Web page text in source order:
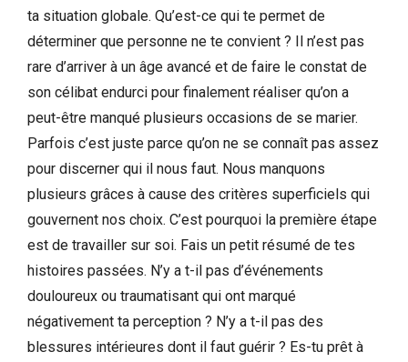
ta situation globale. Qu’est-ce qui te permet de
déterminer que personne ne te convient ? Il n’est pas
rare d’arriver à un âge avancé et de faire le constat de
son célibat endurci pour finalement réaliser qu’on a
peut-être manqué plusieurs occasions de se marier.
Parfois c’est juste parce qu’on ne se connaît pas assez
pour discerner qui il nous faut. Nous manquons
plusieurs grâces à cause des critères superficiels qui
gouvernent nos choix. C’est pourquoi la première étape
est de travailler sur soi. Fais un petit résumé de tes
histoires passées. N’y a t-il pas d’événements
douloureux ou traumatisant qui ont marqué
négativement ta perception ? N’y a t-il pas des
blessures intérieures dont il faut guérir ? Es-tu prêt à